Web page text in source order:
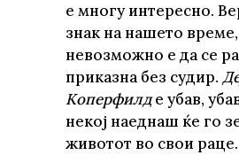
е многу интересно.
знак на нашето
невозможно е да се
приказна без судир.
Коперфилде убав,
некој наеднаш ќе го
животот во свои